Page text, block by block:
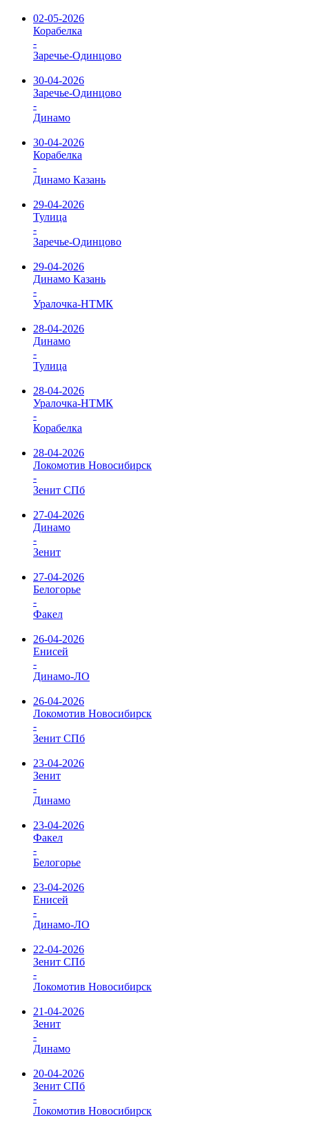
02-05-2026
Корабелка
-
Заречье-Одинцово
30-04-2026
Заречье-Одинцово
-
Динамо
30-04-2026
Корабелка
-
Динамо Казань
29-04-2026
Тулица
-
Заречье-Одинцово
29-04-2026
Динамо Казань
-
Уралочка-НТМК
28-04-2026
Динамо
-
Тулица
28-04-2026
Уралочка-НТМК
-
Корабелка
28-04-2026
Локомотив Новосибирск
-
Зенит СПб
27-04-2026
Динамо
-
Зенит
27-04-2026
Белогорье
-
Факел
26-04-2026
Енисей
-
Динамо-ЛО
26-04-2026
Локомотив Новосибирск
-
Зенит СПб
23-04-2026
Зенит
-
Динамо
23-04-2026
Факел
-
Белогорье
23-04-2026
Енисей
-
Динамо-ЛО
22-04-2026
Зенит СПб
-
Локомотив Новосибирск
21-04-2026
Зенит
-
Динамо
20-04-2026
Зенит СПб
-
Локомотив Новосибирск